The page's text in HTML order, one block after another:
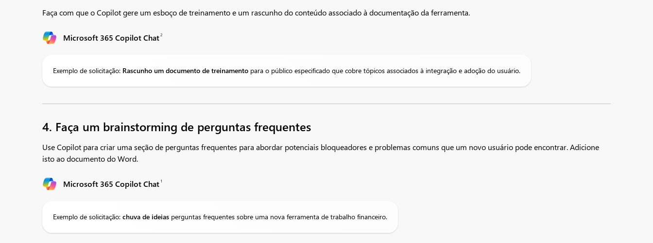
Faça com que o Copilot gere um esboço de treinamento e um rascunho do conteúdo associado à documentação da ferramenta.​
Microsoft 365 Copilot Chat2
Exemplo de solicitação: Rascunho um documento de treinamento para o público especificado que cobre tópicos associados à integração e adoção do usuário.
4. Faça um brainstorming de perguntas frequentes
Use Copilot para criar uma seção de perguntas frequentes para abordar potenciais bloqueadores e problemas comuns que um novo usuário pode encontrar. Adicione
isto ao documento do Word.​
Microsoft 365 Copilot Chat 1
Exemplo de solicitação: chuva de ideias perguntas frequentes sobre uma nova ferramenta de trabalho financeiro.